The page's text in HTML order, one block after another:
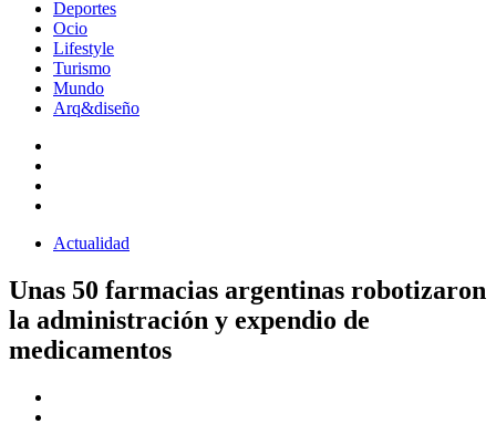
Deportes
Ocio
Lifestyle
Turismo
Mundo
Arq&diseño
Actualidad
Unas 50 farmacias argentinas robotizaron
la administración y expendio de
medicamentos